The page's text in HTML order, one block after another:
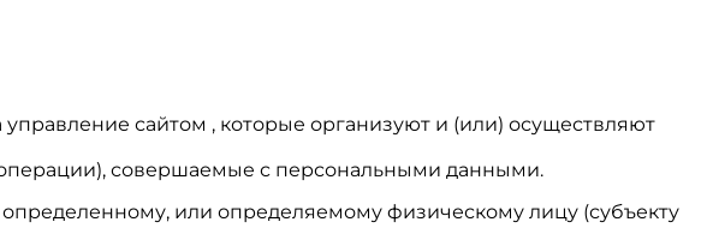
сайтом , которые организуют и (или) осуществляют
совершаемые с персональными данными.
или определяемому физическому лицу (субъекту